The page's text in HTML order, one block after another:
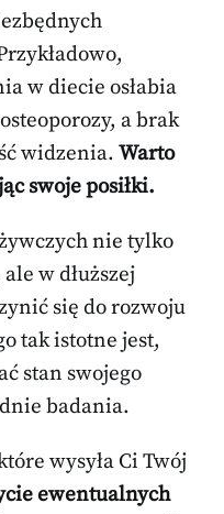
w diecie osłabia
a brak
widzenia. Warto
swoje posiłki.
nie tylko
w dłuższej
się do rozwoju
tak istotne jest,
stan swojego
badania.
wysyła Ci Twój
ewentualnych